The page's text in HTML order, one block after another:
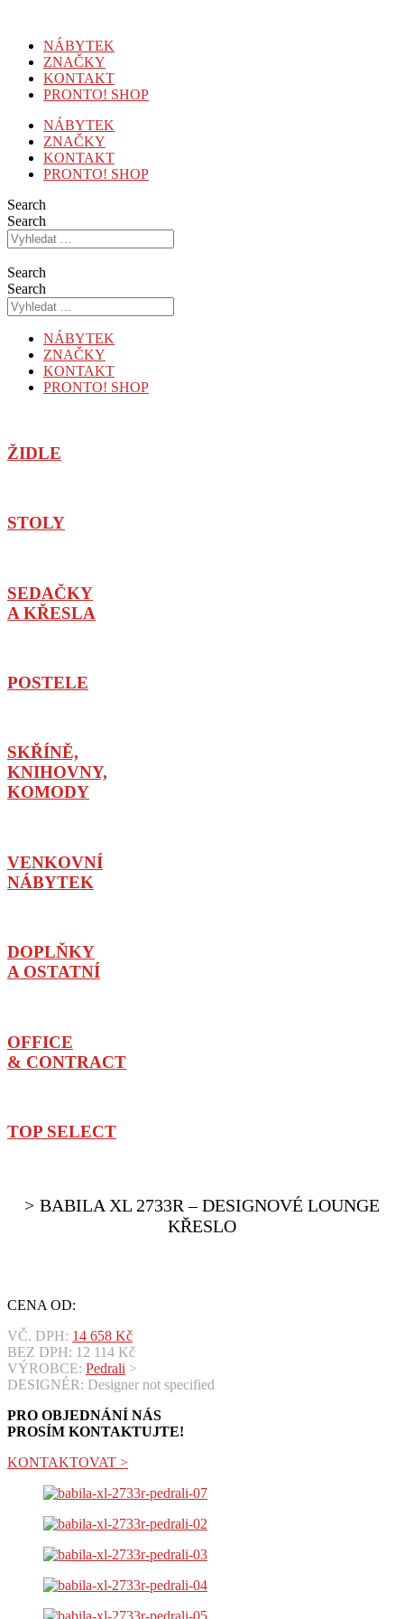
obsahuNÁBYTEK
ZNAČKY
KONTAKT
PRONTO! SHOP
NÁBYTEK
ZNAČKY
KONTAKT
PRONTO! SHOP
Search
Search
Search
Search
NÁBYTEK
ZNAČKY
KONTAKT
PRONTO! SHOP
ŽIDLE
STOLY
SEDAČKY
A KŘESLA
POSTELE
SKŘÍNĚ,
KNIHOVNY,
KOMODY
VENKOVNÍ
NÁBYTEK
DOPLŇKY
A OSTATNÍ
OFFICE
& CONTRACT
TOP SELECT
BABILA XL 2733R – DESIGNOVÉ LOUNGE
KŘESLO
CENA OD:
VČ. DPH: 14 658 Kč
BEZ DPH: 12 114 Kč
VÝROBCE: Pedrali >
DESIGNÉR: Designer not specified
PRO OBJEDNÁNÍ NÁS
PROSÍM KONTAKTUJTE!
KONTAKTOVAT >